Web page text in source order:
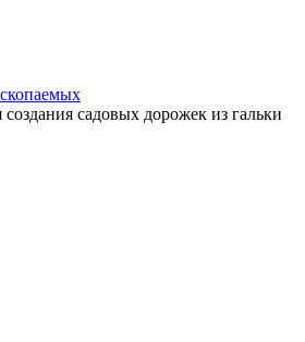
садовых дорожек из гальки